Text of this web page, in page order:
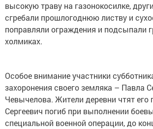
высокую траву на газонокосилке,
сгребали прошлогоднюю листву и
поправляли ограждения и подсыпали
холмиках.
Особое внимание участники
захоронения своего земляка – Павла
Чевычелова. Жители деревни чтят его
Сергеевич погиб при выполнении
специальной военной операции, до